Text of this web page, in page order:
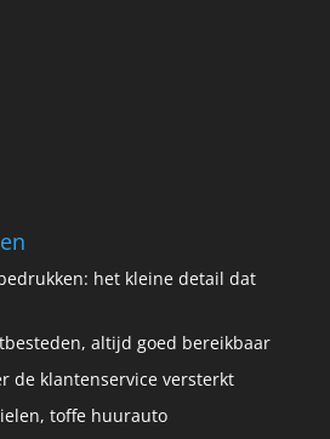
het kleine detail dat
altijd goed bereikbaar
de klantenservice versterkt
toffe huurauto